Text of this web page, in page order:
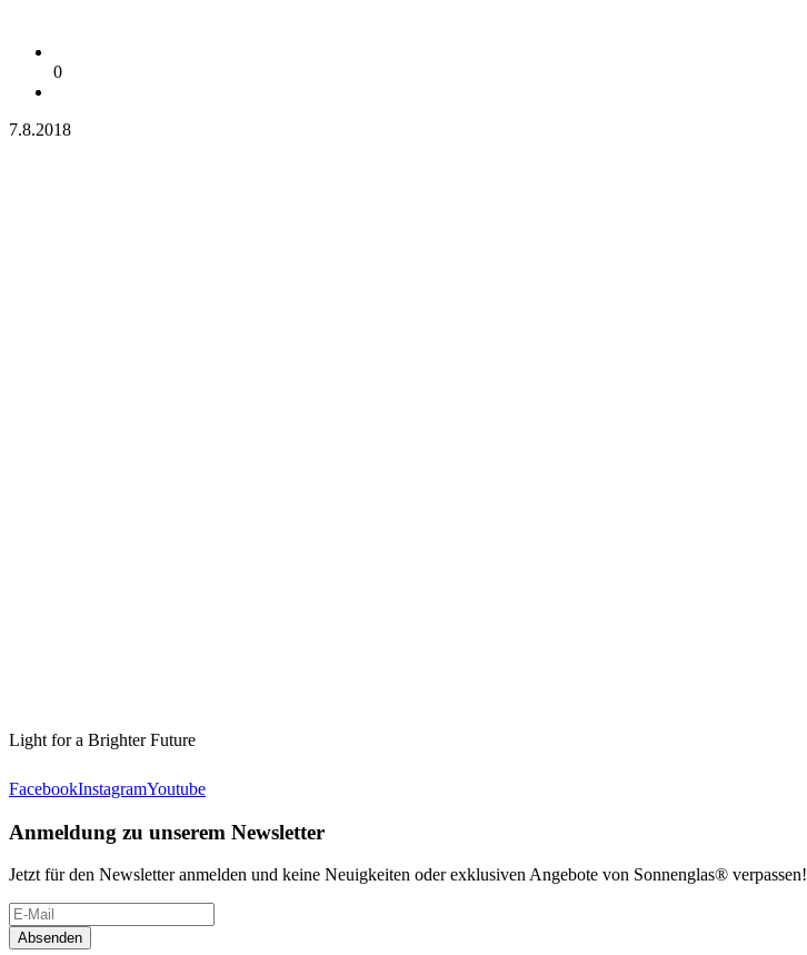
0
7.8.2018
Light for a Brighter Future
FacebookInstagramYoutube
Anmeldung zu unserem Newsletter
Jetzt für den Newsletter anmelden und keine Neuigkeiten oder exklusiven Angebote von Sonnenglas® verpassen!
Absenden